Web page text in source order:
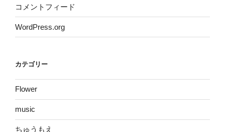
コメントフィード
WordPress.org
カテゴリー
Flower
music
ちゅうもえ